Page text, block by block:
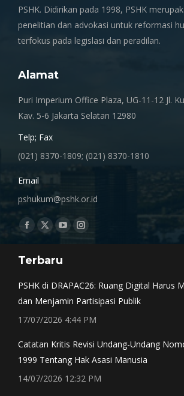
PSHK. Didirikan pada 1998, PSHK
penelitian dan advokasi untuk reformasi
terfokus pada legislasi dan peradilan.
Alamat
Puri Imperium Office Plaza, UG-11-12 Jl.
Kav. 5-6 Jakarta Selatan 12980
Telp; Fax
(021) 8370-1809; (021) 8370-1810
Email
pshukum@pshk.or.id
Find us on:
Facebook
opens
window
X
opens
window
YouTube
opens
Instagram
window
Terbaru
PSHK di DRAPAC26: Ruang Digital Harus
dan Menjamin Partisipasi Publik
17/07/2026 4:44 PM
Catatan Kritis Revisi Undang-Undang
1999 Tentang Hak Asasi Manusia
14/07/2026 12:32 PM